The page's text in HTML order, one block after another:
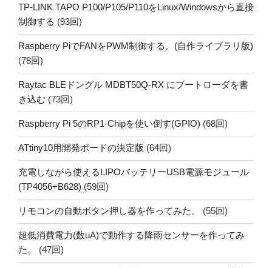
TP-LINK TAPO P100/P105/P110をLinux/Windowsから直接
制御する (93回)
Raspberry PiでFANをPWM制御する。(自作ライブラリ版)
(78回)
Raytac BLEドングル MDBT50Q-RX にブートローダを書
き込む (73回)
Raspberry Pi 5のRP1-Chipを使い倒す(GPIO) (68回)
ATtiny10用開発ボードの決定版 (64回)
充電しながら使えるLIPOバッテリーUSB電源モジュール
(TP4056+B628) (59回)
リモコンの自動ボタン押し器を作ってみた。 (55回)
超低消費電力(数uA)で動作する降雨センサーを作ってみ
た。
(47回)